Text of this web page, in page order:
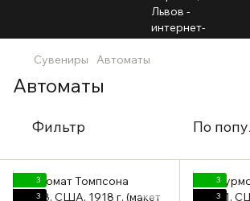
Сувениры Автоматы
Автоматы
Фильтр По
3
3
3
3